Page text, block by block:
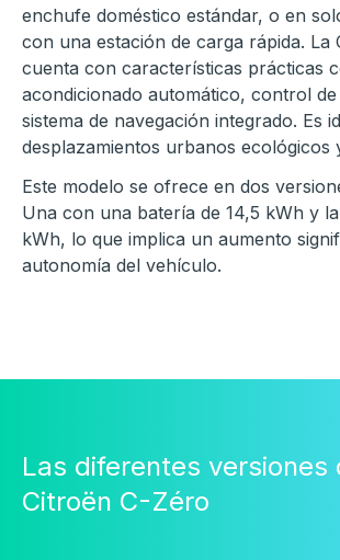
enchufe doméstico estándar, o en
con una estación de carga rápida. La
cuenta con características prácticas
acondicionado automático, control
sistema de navegación integrado. Es
desplazamientos urbanos ecológicos
Este modelo se ofrece en dos
Una con una batería de 14,5 kWh y
kWh, lo que implica un aumento
autonomía del vehículo.
Las diferentes versiones
Citroën C-Zéro